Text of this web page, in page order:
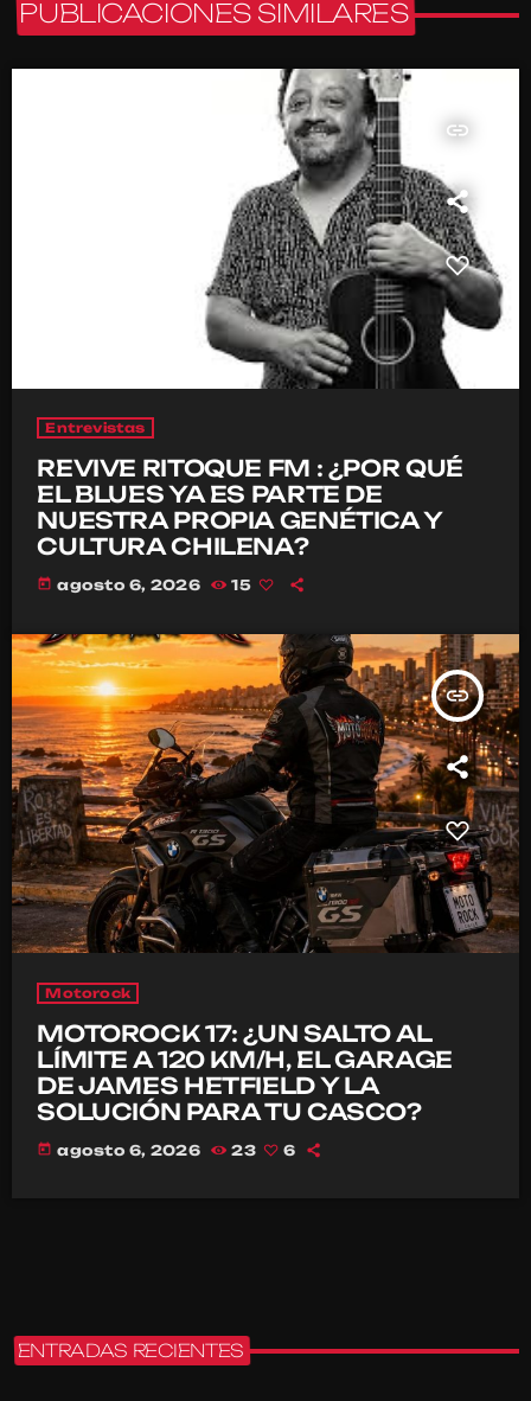
PUBLICACIONES SIMILARES
insert_link
Entrevistas
REVIVE RITOQUE FM : ¿POR QUÉ
EL BLUES YA ES PARTE DE
NUESTRA PROPIA GENÉTICA Y
CULTURA CHILENA?
today agosto 6, 2026 15
insert_link
Motorock
MOTOROCK 17: ¿UN SALTO AL
LÍMITE A 120 KM/H, EL GARAGE
DE JAMES HETFIELD Y LA
SOLUCIÓN PARA TU CASCO?
today agosto 6, 2026 23 6
ENTRADAS RECIENTES